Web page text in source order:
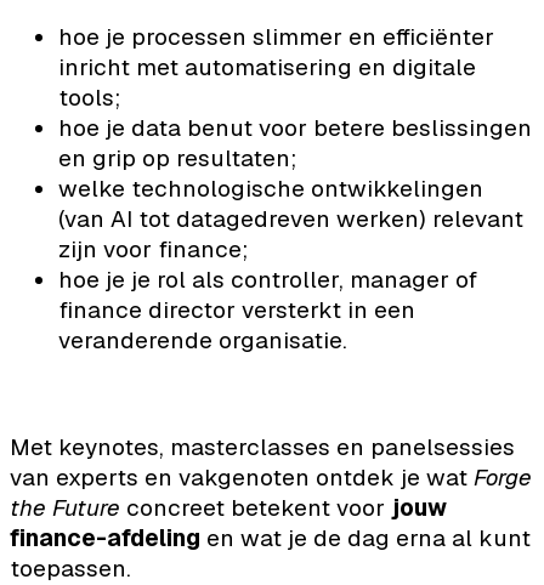
hoe je processen slimmer en efficiënter
inricht met automatisering en digitale
tools;
hoe je data benut voor betere beslissingen
en grip op resultaten;
welke technologische ontwikkelingen
(van AI tot datagedreven werken) relevant
zijn voor finance;
hoe je je rol als controller, manager of
finance director versterkt in een
veranderende organisatie.
Met keynotes, masterclasses en panelsessies
van experts en vakgenoten ontdek je wat Forge
the Future concreet betekent voor jouw
finance-afdeling en wat je de dag erna al kunt
toepassen.